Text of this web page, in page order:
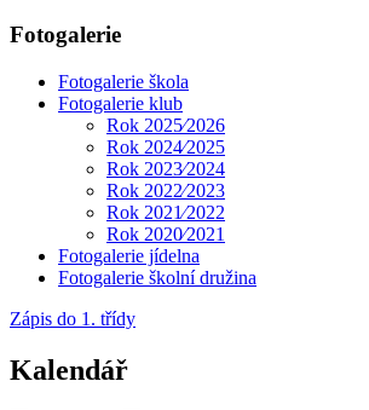
Fotogalerie
Fotogalerie škola
Fotogalerie klub
Rok 2025⁄2026
Rok 2024⁄2025
Rok 2023⁄2024
Rok 2022⁄2023
Rok 2021⁄2022
Rok 2020⁄2021
Fotogalerie jídelna
Fotogalerie školní družina
Zápis do 1. třídy
Kalendář